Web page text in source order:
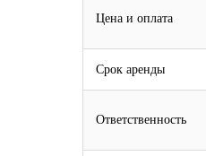
Цена и оплата
Срок аренды
Ответственность